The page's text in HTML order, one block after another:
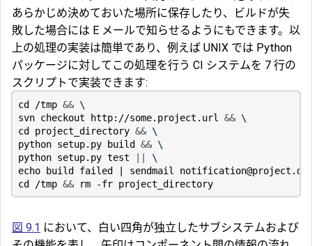
あらかじめ決めておいた場所に保存したり、ビルドが失
敗した場合には E メールで知らせるようにもできます。以
上の処理の実装は簡単であり、例えば UNIX では Python
パッケージに対してこの処理を行う CI システムを 7 行の
スクリプトで実装できます:
cd /tmp &&
svn checkout http://some.project.url &&
cd project_directory &&
python setup.py build &&
python setup.py test ||
echo build failed
|
cd /tmp &&
図 9.1 において、白い四角が独立したサブシステムおよび